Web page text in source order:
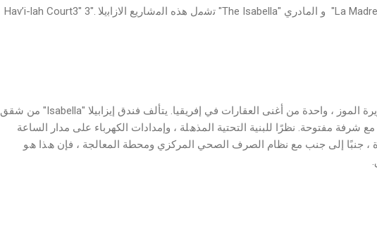
و ھﺎﻓﯾﻼ"Hav’i-lah Court1" 1 و ھﺎﻓﯾﻼ ﻛورت "La Madre" و اﻟﻣﺎدري "The Isabella" ﺗﺷﻣل ھذه اﻟﻣﺷﺎرﯾﻊ اﻻزاﺑﯾﻼ ."Hav’i-lah Court3" 3
إﯾﺰاﺑﯿﻼ "Isabella" ھﻲ ﺷﻘﺔ ﻓﺎﺧﺮة ﺗﻘﻊ ﻓﻲ ﺟﺰﯾﺮة اﻟﻤﻮز ، واﺣﺪة ﻣﻦ أﻏﻨﻰ اﻟﻌﻘﺎرات ﻓﻲ إﻓﺮﯾﻘﯿﺎ. ﯾﺘﺄﻟﻒ ﻓﻨﺪق إﯾﺰاﺑﯿﻼ "Isabella" ﻣﻦ ﺷﻘﻖ
ﻣﻔﺘﻮﺣﺔ. ﻧﻈﺮًا ﻟﻠﺒﻨﯿﺔ اﻟﺘﺤﺘﯿﺔ اﻟﻤﺬھﻠﺔ ، وإﻣﺪادات اﻟﻜﮭﺮﺑﺎء ﻋﻠﻰ ﻣﺪار اﻟﺴﺎﻋﺔ
، ﺟﻨﺒًﺎ إﻟﻰ ﺟﻨﺐ ﻣﻊ ﻧﻈﺎم اﻟﺼﺮف اﻟﺼﺤﻲ اﻟﻤﺮﻛﺰي وﻣﺤﻄﺔ اﻟﻤﻌﺎﻟﺠﺔ ، ﻓﺈن ھﺬا ھﻮ